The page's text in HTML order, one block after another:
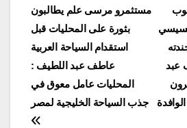
مستثمرو مرسى علم يطالبون
بثورة على المحليات قبل
استقدام السياحة العربية
عاطف عبد اللطيف :
المحليات عامل معوق في
جذب السياحة الخليجية لمصر
عبد